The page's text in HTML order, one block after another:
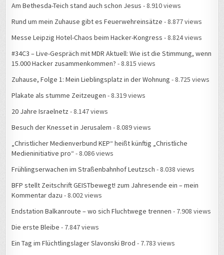
Am Bethesda-Teich stand auch schon Jesus - 8.910 views
Rund um mein Zuhause gibt es Feuerwehreinsätze - 8.877 views
Messe Leipzig Hotel-Chaos beim Hacker-Kongress - 8.824 views
#34C3 – Live-Gespräch mit MDR Aktuell: Wie ist die Stimmung, wenn
15.000 Hacker zusammenkommen? - 8.815 views
Zuhause, Folge 1: Mein Lieblingsplatz in der Wohnung - 8.725 views
Plakate als stumme Zeitzeugen - 8.319 views
20 Jahre Israelnetz - 8.147 views
Besuch der Knesset in Jerusalem - 8.089 views
„Christlicher Medienverbund KEP“ heißt künftig „Christliche
Medieninitiative pro“ - 8.086 views
Frühlingserwachen im Straßenbahnhof Leutzsch - 8.038 views
BFP stellt Zeitschrift GEISTbewegt! zum Jahresende ein – mein
Kommentar dazu - 8.002 views
Endstation Balkanroute – wo sich Fluchtwege trennen - 7.908 views
Die erste Bleibe - 7.847 views
Ein Tag im Flüchtlingslager Slavonski Brod - 7.783 views